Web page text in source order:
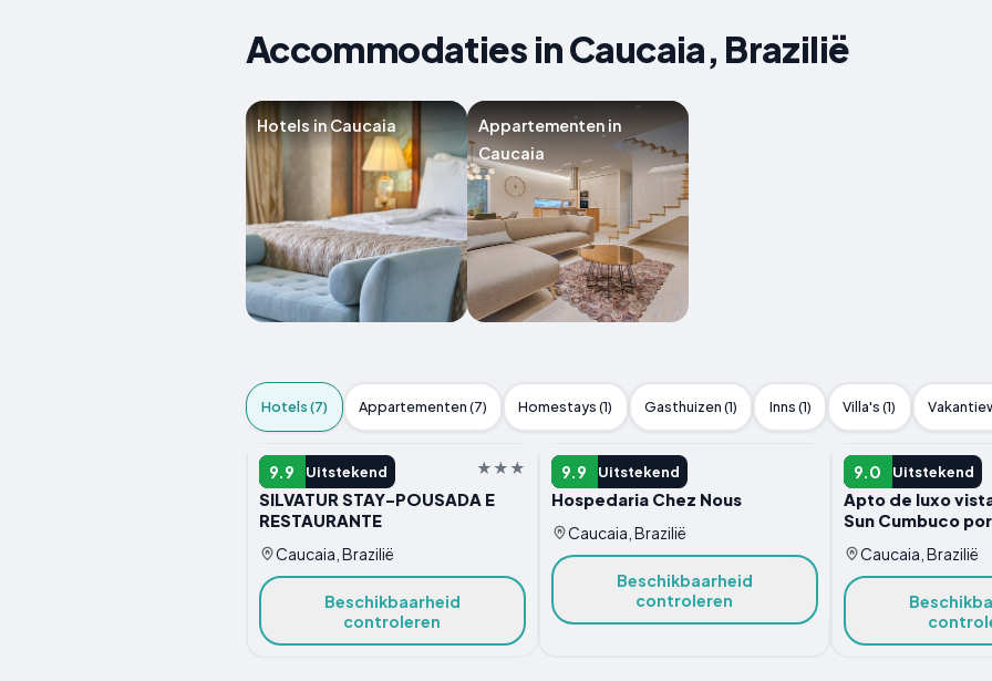
Accommodaties in Caucaia, Brazilië
Hotels in Caucaia
Appartementen in
Caucaia
Hotels (7) Appartementen (7) Homestays (1) Gasthuizen (1) Inns (1) Villa's (1)
9.9 Uitstekend
HOTEL
SILVATUR STAY-POUSADA E
RESTAURANTE
Caucaia, Brazilië
Beschikbaarheid
controleren
9.9 Uitstekend
HOTEL
Hospedaria Chez Nous
Caucaia, Brazilië
Beschikbaarheid
controleren
9.0 Uitstekend
HOTEL
Apto de luxo
Sun Cumbuco
Caucaia, Brazilië